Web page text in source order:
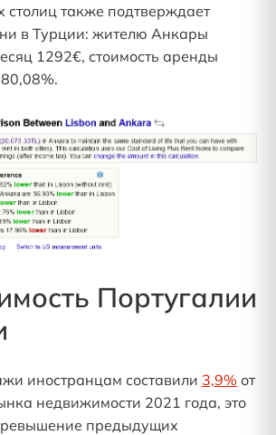
столиц также подтверждает
в Турции: жителю Анкары
1292€, стоимость аренды
Португалии
иностранцам составили 3,9% от
недвижимости 2021 года, это
предыдущих